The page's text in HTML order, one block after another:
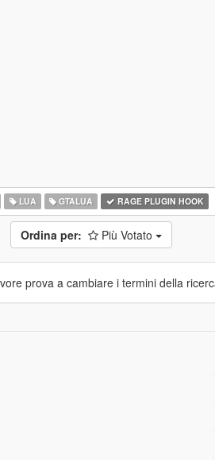
LUA GTALUA RAGE PLUGIN HOOK
Ordina per: Più Votato
prova a cambiare i termini della